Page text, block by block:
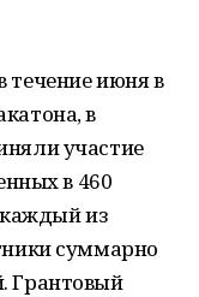
течение июня в
в
участие
в 460
из
суммарно
Грантовый